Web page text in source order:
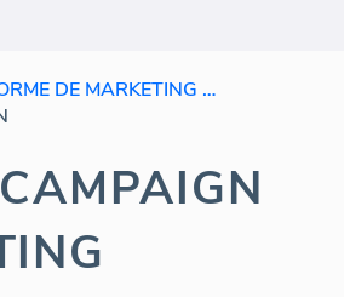
SOFTWARE DE INFORME DE MARKETING POR CORREO ELECTRONICO